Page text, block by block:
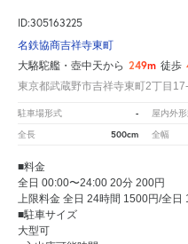
ID:305163225
名鉄協商吉祥寺東町
大駱駝艦・壺中天から 249m 徒歩
東京都武蔵野市吉祥寺東町2丁目
駐車場形式 - 屋内外
全長 500cm 全幅
■料金
全日 00:00〜24:00 20分 200円
上限料金 全日 24時間 1500円/全
■駐車サイズ
大型可